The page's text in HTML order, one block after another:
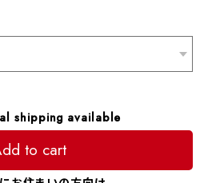
shipping available
to cart